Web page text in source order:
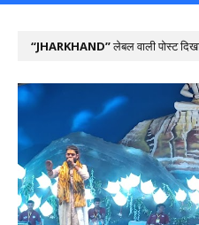
JHARKHAND लेबल वाली पोस्ट